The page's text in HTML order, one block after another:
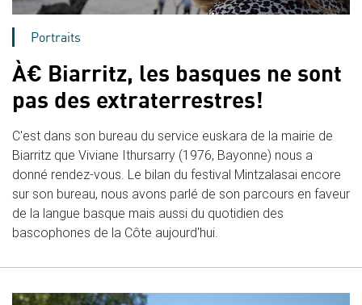
Portraits
À€ Biarritz, les basques ne sont
pas des extraterrestres!
C'est dans son bureau du service euskara de la mairie de
Biarritz que Viviane Ithursarry (1976, Bayonne) nous a
donné rendez-vous. Le bilan du festival Mintzalasai encore
sur son bureau, nous avons parlé de son parcours en faveur
de la langue basque mais aussi du quotidien des
bascophones de la Côte aujourd'hui.